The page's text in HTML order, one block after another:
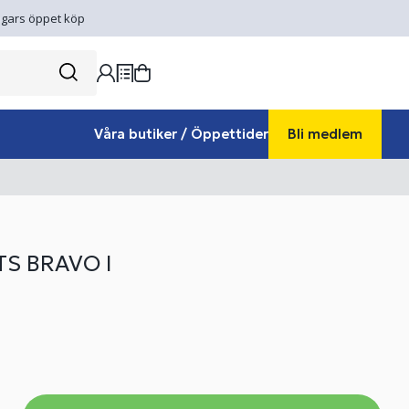
öppet köp
Våra butiker / Öppettider Bli medlem
BRAVO I